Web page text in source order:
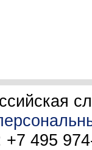
495